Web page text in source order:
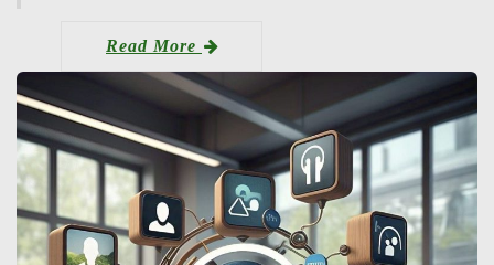
Read More